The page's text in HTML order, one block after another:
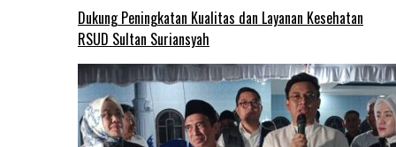
Dukung Peningkatan Kualitas dan Layanan Kesehatan
RSUD Sultan Suriansyah